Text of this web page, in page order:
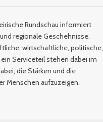
Rundschau informiert
regionale Geschehnisse.
wirtschaftliche, politische,
Serviceteil stehen dabei im
die Stärken und die
Menschen aufzuzeigen.